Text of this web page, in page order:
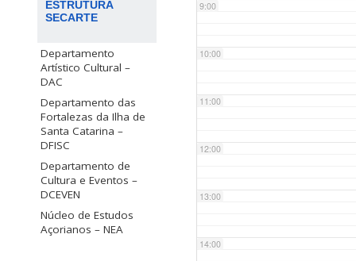
ESTRUTURA
SECARTE
Departamento
Artístico Cultural –
DAC
Departamento das
Fortalezas da Ilha de
Santa Catarina –
DFISC
Departamento de
Cultura e Eventos –
DCEVEN
Núcleo de Estudos
Açorianos – NEA
9:00
10:00
11:00
12:00
13:00
14:00